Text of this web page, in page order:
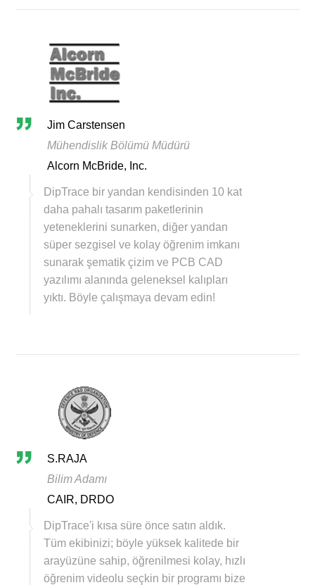
Jim Carstensen
Mühendislik Bölümü Müdürü
Alcorn McBride, Inc.
DipTrace bir yandan kendisinden 10 kat
daha pahalı tasarım paketlerinin
yeteneklerini sunarken, diğer yandan
süper sezgisel ve kolay öğrenim imkanı
sunarak şematik çizim ve PCB CAD
yazılımı alanında geleneksel kalıpları
yıktı. Böyle çalışmaya devam edin!
S.RAJA
Bilim Adamı
CAIR, DRDO
DipTrace'i kısa süre önce satın aldık.
Tüm ekibinizi; böyle yüksek kalitede bir
arayüzüne sahip, öğrenilmesi kolay, hızlı
öğrenim videolu seçkin bir programı bize